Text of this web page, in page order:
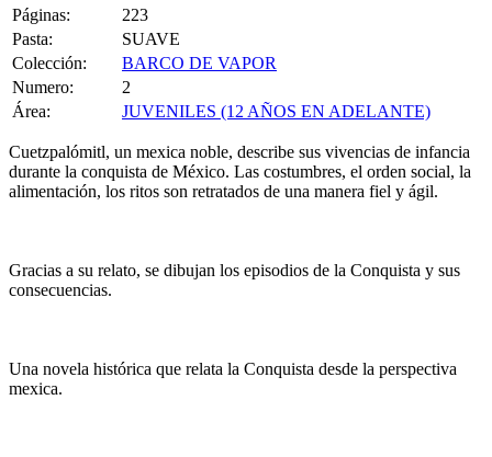
Páginas:
223
Pasta:
SUAVE
Colección:
BARCO DE VAPOR
Numero:
2
Área:
JUVENILES (12 AÑOS EN ADELANTE)
Cuetzpalómitl, un mexica noble, describe sus vivencias de infancia
durante la conquista de México. Las costumbres, el orden social, la
alimentación, los ritos son retratados de una manera fiel y ágil.
Gracias a su relato, se dibujan los episodios de la Conquista y sus
consecuencias.
Una novela histórica que relata la Conquista desde la perspectiva
mexica.